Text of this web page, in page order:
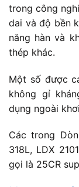
trong công
dai và độ bền
năng hàn và
thép khác.
Một số được
không gỉ
dụng ngoài
Các trong
318L, LDX
gọi là 25CR